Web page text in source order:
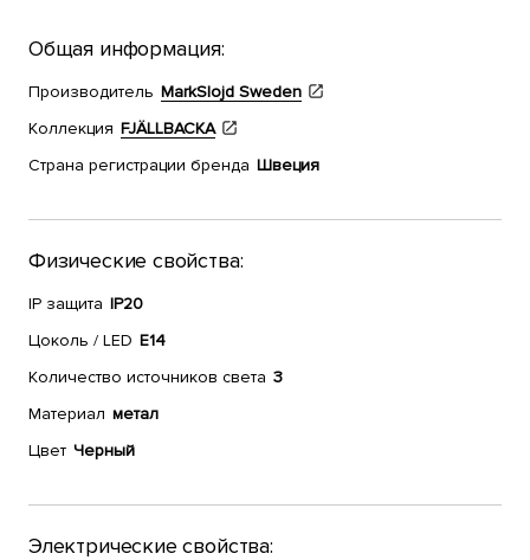
Общая информация:
Производитель MarkSlojd Sweden
Коллекция FJÄLLBACKA
Страна регистрации бренда Швеция
Физические свойства:
IP защита IP20
Цоколь / LED E14
Количество источников света 3
Материал метал
Цвет Черный
Электрические свойства: